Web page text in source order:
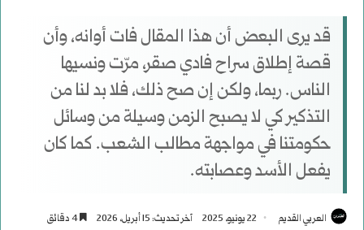
قد يرى البعض أن هذا المقال فات أوانه، وأن
قصة إطلاق سراح فادي صقر، مرّت ونسيها
الناس. ربما، ولكن إن صح ذلك، فلا بد لنا من
التذكير كي لا يصبح الزمن وسيلة من وسائل
حكومتنا في مواجهة مطالب الشعب. كما كان
يفعل الأسد وعصابته.
العربي القديم 22 يونيو، 2025 آخر تحديث: 15 أبريل، 2026